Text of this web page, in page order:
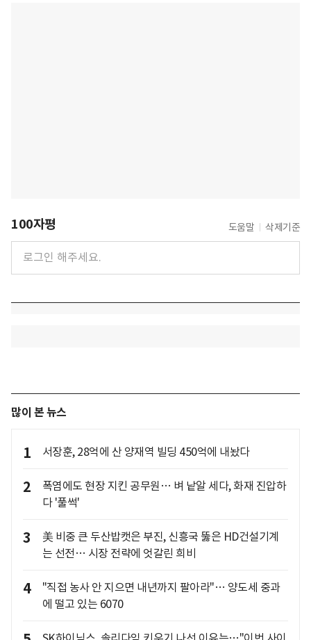
100자평 도움말 삭제기준
많이 본 뉴스
1 서장훈, 28억에 산 양재역 빌딩 450억에 내놨다
2
폭염에도 현장 지킨 공무원… 벼 낱알 세다, 화재 진압하
다 '풀썩'
3
美 비중 큰 두산밥캣은 부진, 신흥국 뚫은 HD건설기계
는 선전… 시장 전략에 엇갈린 희비
4
"직접 농사 안 지으면 내년까지 팔아라"… 양도세 중과
에 떨고 있는 6070